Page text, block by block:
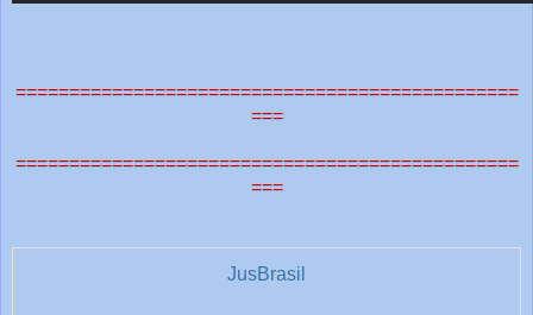
===============================================
===
===============================================
===
JusBrasil